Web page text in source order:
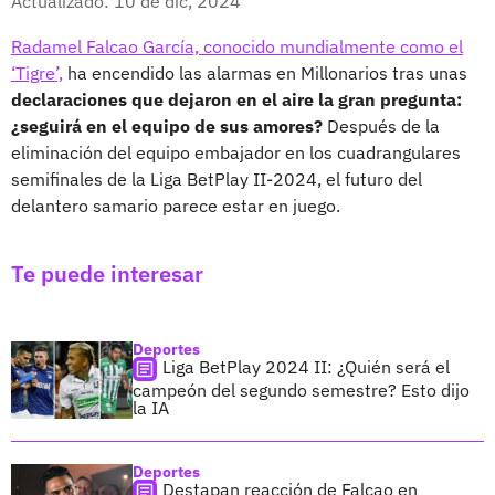
Radamel Falcao García, conocido mundialmente como el
‘Tigre’, ha encendido las alarmas en Millonarios tras unas
declaraciones que dejaron en el aire la gran pregunta:
¿seguirá en el equipo de sus amores? Después de la
eliminación del equipo embajador en los cuadrangulares
semifinales de la Liga BetPlay II-2024, el futuro del
delantero samario parece estar en juego.
Te puede interesar
Deportes
Liga BetPlay 2024 II: ¿Quién será el
campeón del segundo semestre? Esto dijo
la IA
Deportes
Destapan reacción de Falcao en